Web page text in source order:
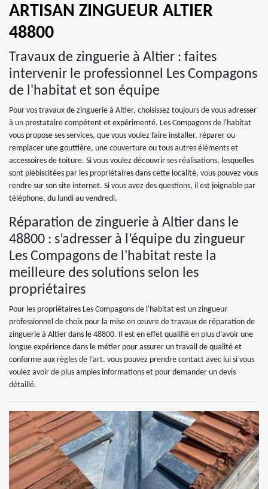
ARTISAN ZINGUEUR ALTIER
48800
Travaux de zinguerie à Altier : faites
intervenir le professionnel Les Compagons
de l'habitat et son équipe
Pour vos travaux de zinguerie à Altier, choisissez toujours de vous adresser
à un prestataire compétent et expérimenté. Les Compagons de l'habitat
vous propose ses services, que vous voulez faire installer, réparer ou
remplacer une gouttière, une couverture ou tous autres éléments et
accessoires de toiture. Si vous voulez découvrir ses réalisations, lesquelles
sont plébiscitées par les propriétaires dans cette localité, vous pouvez vous
rendre sur son site internet. Si vous avez des questions, il est joignable par
téléphone, du lundi au vendredi.
Réparation de zinguerie à Altier dans le
48800 : s’adresser à l’équipe du zingueur
Les Compagons de l'habitat reste la
meilleure des solutions selon les
propriétaires
Pour les propriétaires Les Compagons de l'habitat est un zingueur
professionnel de choix pour la mise en œuvre de travaux de réparation de
zinguerie à Altier dans le 48800. Il est en effet qualifié en plus d’avoir une
longue expérience dans le métier pour assurer un travail de qualité et
conforme aux règles de l’art. vous pouvez prendre contact avec lui si vous
voulez avoir de plus amples informations et pour demander un devis
détaillé.